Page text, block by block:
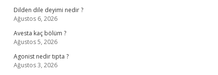
Dilden dile deyimi nedir ?
Ağustos 6, 2026
Avesta kaç bölüm ?
Ağustos 5, 2026
Agonist nedir tıpta ?
Ağustos 3, 2026